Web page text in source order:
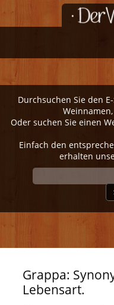
Durchsuchen Sie den
Oder suchen Sie einen
Einfach den
erhalten
Grappa:
Lebensart.